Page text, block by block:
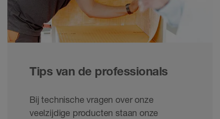
Tips van de professionals
Bij technische vragen over onze
veelzijdige producten staan onze